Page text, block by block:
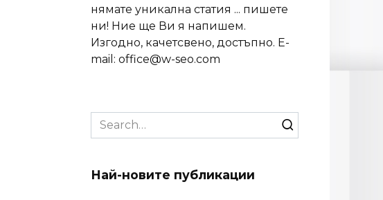
нямате уникална статия ... пишете
ни! Ние ще Ви я напишем.
Изгодно, качетсвено, достъпно. E-
mail: office@w-seo.com
Search
for:
Най-новите публикации